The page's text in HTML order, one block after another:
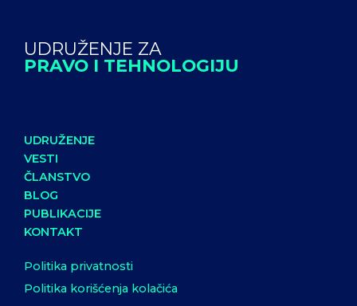
UDRUŽENJE ZA
PRAVO I TEHNOLOGIJU
UDRUŽENJE
VESTI
ČLANSTVO
BLOG
PUBLIKACIJE
KONTAKT
Politika privatnosti
Politika korišćenja kolačića